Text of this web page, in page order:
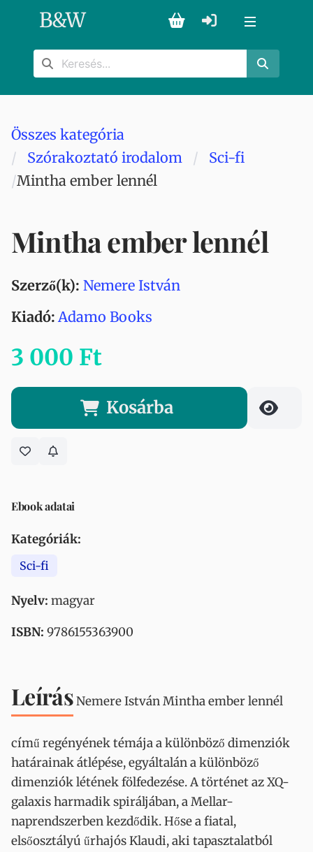
B&W
Összes kategória
Szórakoztató irodalom
Sci-fi
Mintha ember lennél
Mintha ember lennél
Szerző(k): Nemere István
Kiadó: Adamo Books
3 000 Ft
Kosárba
Ebook adatai
Kategóriák:
Sci-fi
Nyelv: magyar
ISBN: 9786155363900
LeírásNemere István Mintha ember lennél
című regényének témája a különböző dimenziók
határainak átlépése, egyáltalán a különböző
dimenziók létének fölfedezése. A történet az XQ-
galaxis harmadik spiráljában, a Mellar-
naprendszerben kezdődik. Hőse a fiatal,
elsőosztályú űrhajós Klaudi, aki tapasztalatból